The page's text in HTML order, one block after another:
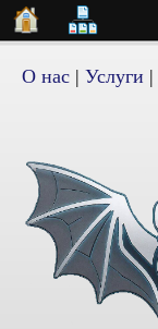
О нас | Услуги |